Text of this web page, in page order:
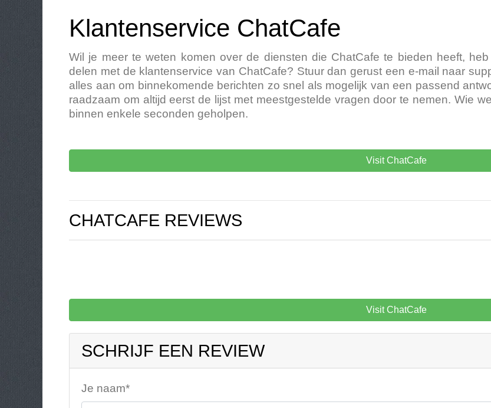
Klantenservice ChatCafe
Wil je meer te weten komen over de diensten die ChatCafe te bieden heeft,
delen met de klantenservice van ChatCafe? Stuur dan gerust een e-mail naar
alles aan om binnekomende berichten zo snel als mogelijk van een passend
raadzaam om altijd eerst de lijst met meestgestelde vragen door te nemen. Wie
binnen enkele seconden geholpen.
Visit ChatCafe
CHATCAFE REVIEWS
Visit ChatCafe
SCHRIJF EEN REVIEW
Je naam*